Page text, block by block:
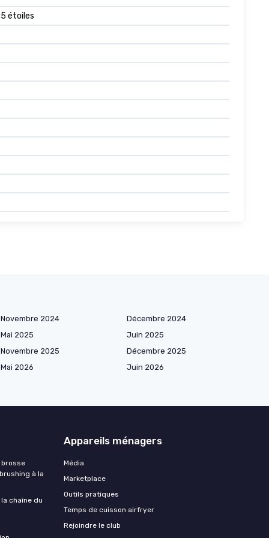
étoiles
Novembre 2024
Décembre 2024
Mai 2025
Juin 2025
Novembre 2025
Décembre 2025
Mai 2026
Juin 2026
brosse
à la
chaîne du
Appareils ménagers
Média
Marketplace
Outils pratiques
Temps de cuisson airfryer
Rejoindre le club